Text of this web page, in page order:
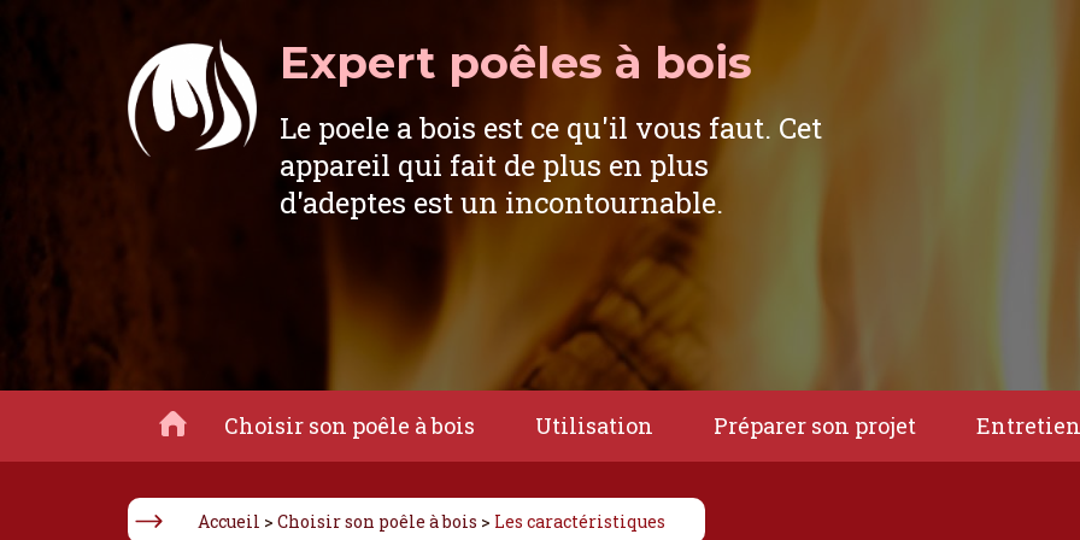
Choisir son poêle à bois Utilisation Préparer son projet Entretien
Expert poêles à bois
Le poele a bois est ce qu'il vous faut. Cet
appareil qui fait de plus en plus
d'adeptes est un incontournable.
Accueil > Choisir son poêle à bois > Les caractéristiques